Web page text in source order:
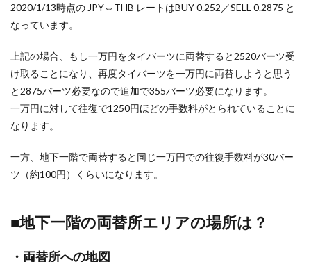
2020/1/13時点の JPY⇔THB レートはBUY 0.252／SELL 0.2875 と
なっています。
上記の場合、もし一万円をタイバーツに両替すると2520バーツ受
け取ることになり、再度タイバーツを一万円に両替しようと思う
と2875バーツ必要なので追加で355バーツ必要になります。
一万円に対して往復で1250円ほどの手数料がとられていることに
なります。
一方、地下一階で両替すると同じ一万円での往復手数料が30バー
ツ（約100円）くらいになります。
■地下一階の両替所エリアの場所は？
・両替所への地図